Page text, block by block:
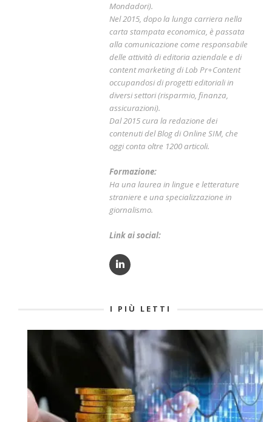
Mondadori).
Nel 2015, dopo la lunga carriera nella
carta stampata economica, è passata
alla comunicazione come responsabile
delle attività di editoria aziendale e di
content marketing di Lob Pr+Content
occupandosi di progetti editoriali in
diversi settori (risparmio, finanza,
assicurazioni).
Dal 2015 cura la redazione dei
contenuti del Blog di Online SIM, che
oggi conta oltre 1200 articoli.
Formazione:
Ha una laurea in lingue e letterature
straniere e una specializzazione in
giornalismo.
Link ai social:
I PIÙ LETTI